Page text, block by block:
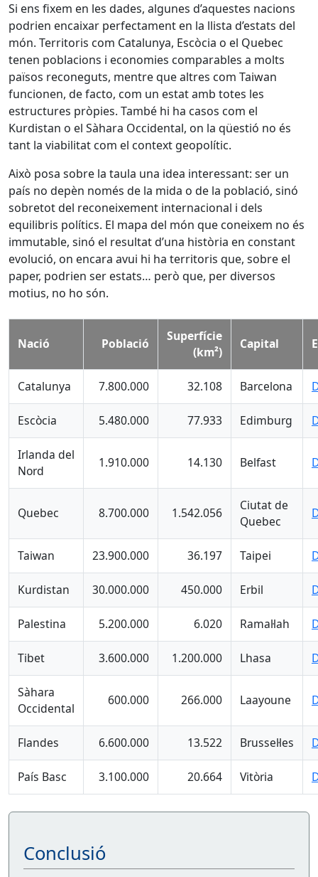
Si ens fixem en les dades, algunes d’aquestes nacions
podrien encaixar perfectament en la llista d’estats del
món. Territoris com Catalunya, Escòcia o el Quebec
tenen poblacions i economies comparables a molts
països reconeguts, mentre que altres com Taiwan
funcionen, de facto, com un estat amb totes les
estructures pròpies. També hi ha casos com el
Kurdistan o el Sàhara Occidental, on la qüestió no és
tant la viabilitat com el context geopolític.
Això posa sobre la taula una idea interessant: ser un
país no depèn només de la mida o de la població, sinó
sobretot del reconeixement internacional i dels
equilibris polítics. El mapa del món que coneixem no és
immutable, sinó el resultat d’una història en constant
evolució, on encara avui hi ha territoris que, sobre el
paper, podrien ser estats… però que, per diversos
motius, no ho són.
Nació Població
Superfície
(km²)
Capital
Catalunya 7.800.000 32.108 Barcelona
Escòcia 5.480.000 77.933 Edimburg
Irlanda del
Nord
1.910.000 14.130 Belfast
Quebec 8.700.000 1.542.056
Ciutat de
Quebec
Taiwan 23.900.000 36.197 Taipei
Kurdistan 30.000.000 450.000 Erbil
Palestina 5.200.000 6.020 Ramal·lah
Tibet 3.600.000 1.200.000 Lhasa
Sàhara
Occidental
600.000 266.000 Laayoune
Flandes 6.600.000 13.522 Brussel·les
País Basc 3.100.000 20.664 Vitòria
Conclusió